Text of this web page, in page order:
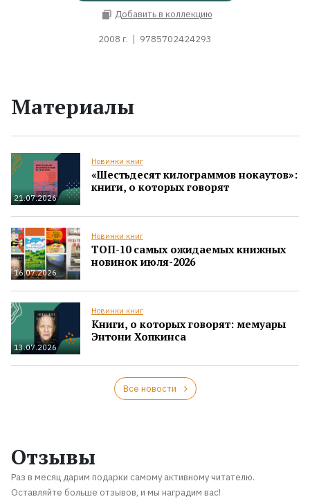
Добавить в коллекцию
2008 г. 9785702424293
Материалы
21.07.2026
Новинки книг
«Шестьдесят килограммов нокаутов»:
книги, о которых говорят
16.07.2026
Новинки книг
ТОП-10 самых ожидаемых книжных
новинок июля-2026
13.07.2026
Новинки книг
Книги, о которых говорят: мемуары
Энтони Хопкинса
Все новости
Отзывы
Раз в месяц дарим подарки самому активному читателю.
Оставляйте больше отзывов, и мы наградим вас!